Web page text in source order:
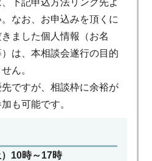
下記申込方法リンク先よ
なお、お申込みを頂くに
ました個人情報（お名
は、本相談会遂行の目的
ん。
ですが、相談枠に余裕が
も可能です。
10時～17時